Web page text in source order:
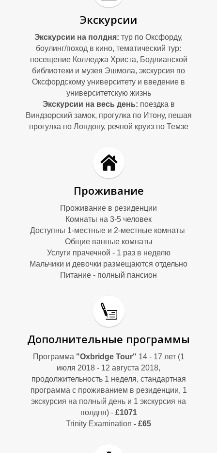
О
Г
Экскурсии
Экскурсии на полдня: тур по Оксфорду,
боулинг/поход в кино, тематический тур:
посещение Колледжа Христа, Бодлианской
библиотеки и музея Эшмола, экскурсия по
Оксфордскому университету и введение в
университетскую жизнь
Экскурсии на весь день: поездка в
Виндзорский замок, прогулка по Итону, пешая
прогулка по Лондону, речной круиз по Темзе
Проживание
Проживание в резиденции
Комнаты на 3-5 человек
Доступны 1-местные и 2-местные комнаты
Общие ванные комнаты
Услуги прачечной - 1 раз в неделю
Мальчики и девочки размещаются отдельно
Питание - полный пансион
Дополнительные программы
Программа "Oxbridge Tour" 14 - 17 лет (1
июля 2018 - 12 августа 2018,
продолжительность 1 неделя, стандартная
программа с проживанием в резиденции, 1
экскурсия на полный день и 1 экскурсия на
полдня) - £1071
Trinity Examination - £65
О
Г